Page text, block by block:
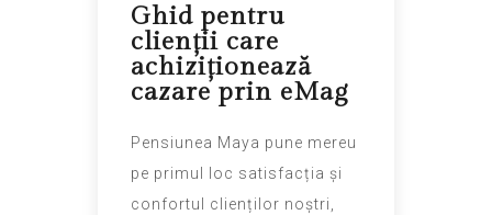
Ghid pentru
clienții care
achiziționează
cazare prin eMag
Pensiunea Maya pune mereu
pe primul loc satisfacția și
confortul clienților noștri,